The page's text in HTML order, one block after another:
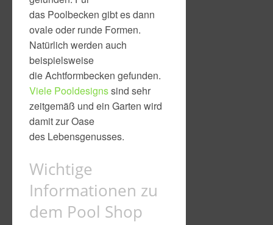
das Poolbecken gibt es dann
ovale oder runde Formen.
Natürlich werden auch
beispielsweise
die Achtformbecken gefunden.
Viele Pooldesignssind sehr
zeitgemäß und ein Garten wird
damit zur Oase
des Lebensgenusses.
Wichtige
Informationen zu
dem Pool Shop